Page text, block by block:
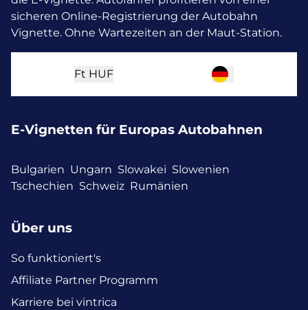
sicheren Online-Registrierung der Autobahn
Vignette. Ohne Wartezeiten an der Maut-Station.
Ft HUF
E-Vignetten für Europas Autobahnen
Bulgarien Ungarn Slowakei Slowenien
Tschechien Schweiz Rumänien
Über uns
So funktioniert's
Affiliate Partner Programm
Karriere bei vintrica